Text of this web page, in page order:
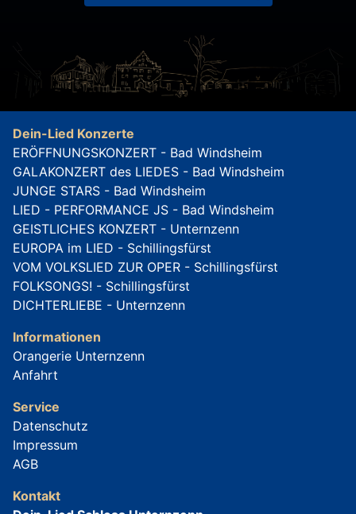
Dein-Lied Konzerte
ERÖFFNUNGSKONZERT - Bad Windsheim
GALAKONZERT des LIEDES - Bad Windsheim
JUNGE STARS - Bad Windsheim
LIED - PERFORMANCE JS - Bad Windsheim
GEISTLICHES KONZERT - Unternzenn
EUROPA im LIED - Schillingsfürst
VOM VOLKSLIED ZUR OPER - Schillingsfürst
FOLKSONGS! - Schillingsfürst
DICHTERLIEBE - Unternzenn
Informationen
Orangerie Unternzenn
Anfahrt
Service
Datenschutz
Impressum
AGB
Kontakt